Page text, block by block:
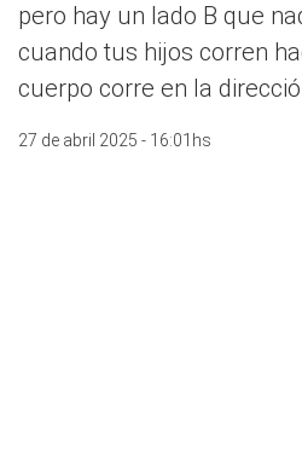
pero hay un lado B que
cuando tus hijos corren
cuerpo corre en la
27 de abril 2025 - 16:01hs